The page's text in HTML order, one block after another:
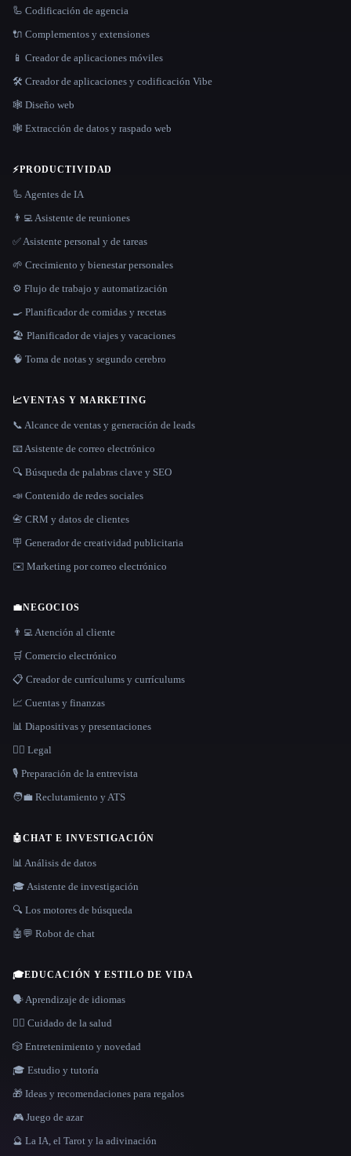
🦾 Codificación de agencia
🔌 Complementos y extensiones
📱 Creador de aplicaciones móviles
🛠️ Creador de aplicaciones y codificación Vibe
🕸 Diseño web
🕸️ Extracción de datos y raspado web
⚡PRODUCTIVIDAD
🦾 Agentes de IA
👨‍💻 Asistente de reuniones
✅ Asistente personal y de tareas
🌱 Crecimiento y bienestar personales
⚙️ Flujo de trabajo y automatización
🍳 Planificador de comidas y recetas
🏖 Planificador de viajes y vacaciones
🧠 Toma de notas y segundo cerebro
📈VENTAS Y MARKETING
📞 Alcance de ventas y generación de leads
📧 Asistente de correo electrónico
🔍 Búsqueda de palabras clave y SEO
📣 Contenido de redes sociales
📇 CRM y datos de clientes
🪧 Generador de creatividad publicitaria
✉️ Marketing por correo electrónico
💼NEGOCIOS
👨‍💻 Atención al cliente
🛒 Comercio electrónico
📋 Creador de currículums y currículums
📈 Cuentas y finanzas
📊 Diapositivas y presentaciones
👩‍⚖️ Legal
🎙️ Preparación de la entrevista
🧑‍💼 Reclutamiento y ATS
🤖CHAT E INVESTIGACIÓN
📊 Análisis de datos
🎓 Asistente de investigación
🔍 Los motores de búsqueda
🤖💬 Robot de chat
🎓EDUCACIÓN Y ESTILO DE VIDA
🗣️ Aprendizaje de idiomas
👩‍⚕️ Cuidado de la salud
🎲 Entretenimiento y novedad
🎓 Estudio y tutoría
🎁 Ideas y recomendaciones para regalos
🎮 Juego de azar
🔮 La IA, el Tarot y la adivinación